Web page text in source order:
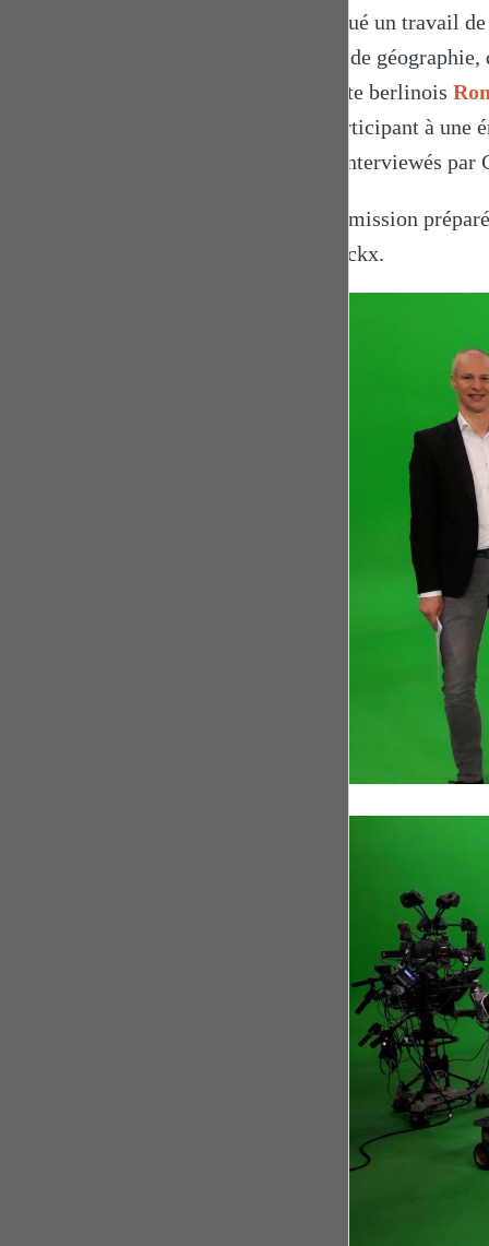
effectué un travail
cours de
l'artiste berlinois
en participant à
sont interviewés
Une émission
Herinckx.